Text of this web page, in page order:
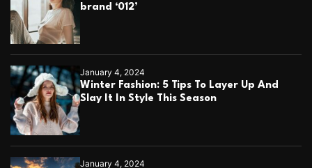
brand ‘012’
January 4, 2024
Winter Fashion: 5 Tips To Layer Up And
Slay It In Style This Season
January 4, 2024